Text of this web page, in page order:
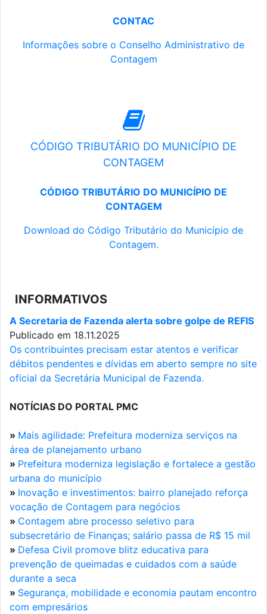
CONTAC
Informações sobre o Conselho Administrativo de
Contagem
CÓDIGO TRIBUTÁRIO DO MUNICÍPIO DE
CONTAGEM
CÓDIGO TRIBUTÁRIO DO MUNICÍPIO DE
CONTAGEM
Download do Código Tributário do Município de
Contagem.
INFORMATIVOS
A Secretaria de Fazenda alerta sobre golpe de REFIS
Publicado em 18.11.2025
Os contribuintes precisam estar atentos e verificar
débitos pendentes e dívidas em aberto sempre no site
oficial da Secretária Municipal de Fazenda.
NOTÍCIAS DO PORTAL PMC
» Mais agilidade: Prefeitura moderniza serviços na
área de planejamento urbano
» Prefeitura moderniza legislação e fortalece a gestão
urbana do município
» Inovação e investimentos: bairro planejado reforça
vocação de Contagem para negócios
» Contagem abre processo seletivo para
subsecretário de Finanças; salário passa de R$ 15 mil
» Defesa Civil promove blitz educativa para
prevenção de queimadas e cuidados com a saúde
durante a seca
» Segurança, mobilidade e economia pautam encontro
com empresários